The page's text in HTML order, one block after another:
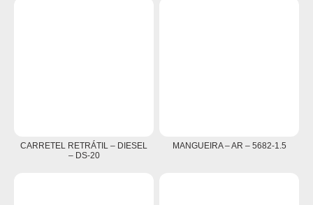
CARRETEL RETRÁTIL – DIESEL
– DS-20
MANGUEIRA – AR – 5682-1.5